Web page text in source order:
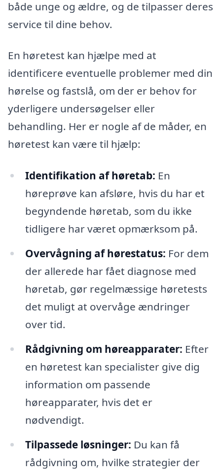
både unge og ældre, og de tilpasser deres
service til dine behov.
En høretest kan hjælpe med at
identificere eventuelle problemer med din
hørelse og fastslå, om der er behov for
yderligere undersøgelser eller
behandling. Her er nogle af de måder, en
høretest kan være til hjælp:
Identifikation af høretab: En
høreprøve kan afsløre, hvis du har et
begyndende høretab, som du ikke
tidligere har været opmærksom på.
Overvågning af hørestatus: For dem
der allerede har fået diagnose med
høretab, gør regelmæssige høretests
det muligt at overvåge ændringer
over tid.
Rådgivning om høreapparater: Efter
en høretest kan specialister give dig
information om passende
høreapparater, hvis det er
nødvendigt.
Tilpassede løsninger: Du kan få
rådgivning om, hvilke strategier der